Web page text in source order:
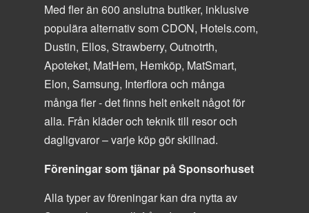
Med fler än 600 anslutna butiker, inklusive
populära alternativ som CDON, Hotels.com,
Dustin, Ellos, Strawberry, Outnotrth,
Apoteket, MatHem, Hemköp, MatSmart,
Elon, Samsung, Interflora och många
många fler - det finns helt enkelt något för
alla. Från kläder och teknik till resor och
dagligvaror – varje köp gör skillnad.
Föreningar som tjänar på Sponsorhuset
Alla typer av föreningar kan dra nytta av